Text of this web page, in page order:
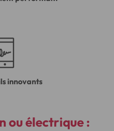
innovants
ou électrique :